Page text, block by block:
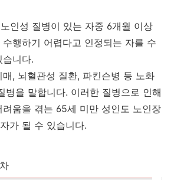
인성 질병이 있는 자중 6개월 이상
행하기 어렵다고 인정되는 자를 수
니다.
, 뇌혈관성 질환, 파킨슨병 등 노화
병을 말합니다. 이러한 질병으로 인해
움을 겪는 65세 미만 성인도 노인장
가 될 수 있습니다.